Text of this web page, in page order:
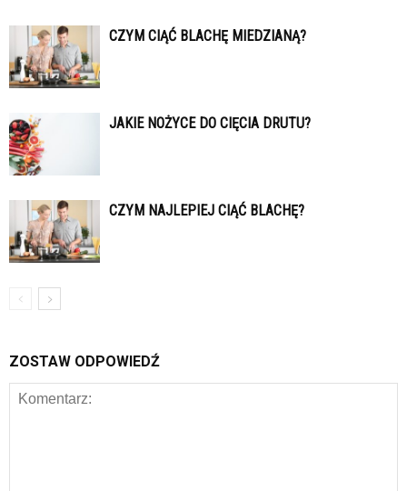
CZYM CIĄĆ BLACHĘ MIEDZIANĄ?
JAKIE NOŻYCE DO CIĘCIA DRUTU?
CZYM NAJLEPIEJ CIĄĆ BLACHĘ?
ZOSTAW ODPOWIEDŹ